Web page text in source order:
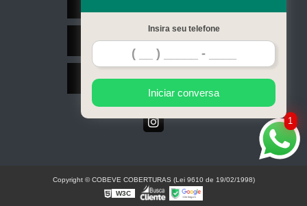
Contato
Mapa do site
1
Insira seu telefone
Iniciar conversa
Copyright © COBEVE COBERTURAS (Lei 9610 de 19/02/1998)
W3C